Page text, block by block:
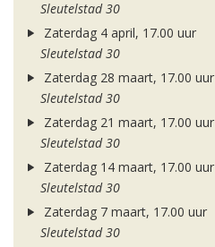
Sleutelstad 30
Zaterdag 4 april, 17.00 uur
Sleutelstad 30
Zaterdag 28 maart, 17.00 uur
Sleutelstad 30
Zaterdag 21 maart, 17.00 uur
Sleutelstad 30
Zaterdag 14 maart, 17.00 uur
Sleutelstad 30
Zaterdag 7 maart, 17.00 uur
Sleutelstad 30